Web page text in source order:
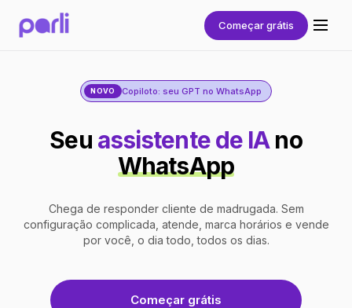
Começar grátis
NOVO Copiloto: seu GPT no WhatsApp
Seu assistente de IAno
WhatsApp
Chega de responder cliente de madrugada. Sem
configuração complicada, atende, marca horários e vende
por você, o dia todo, todos os dias.
Começar grátis